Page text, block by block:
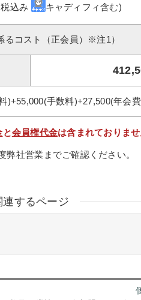
込み
キャディフィ含む)
るコスト（正会員）※注1）
)+55,000(手数料)+27,500(年会
と会員権代金は含まれておりませ
社営業までご確認ください。
連するページ